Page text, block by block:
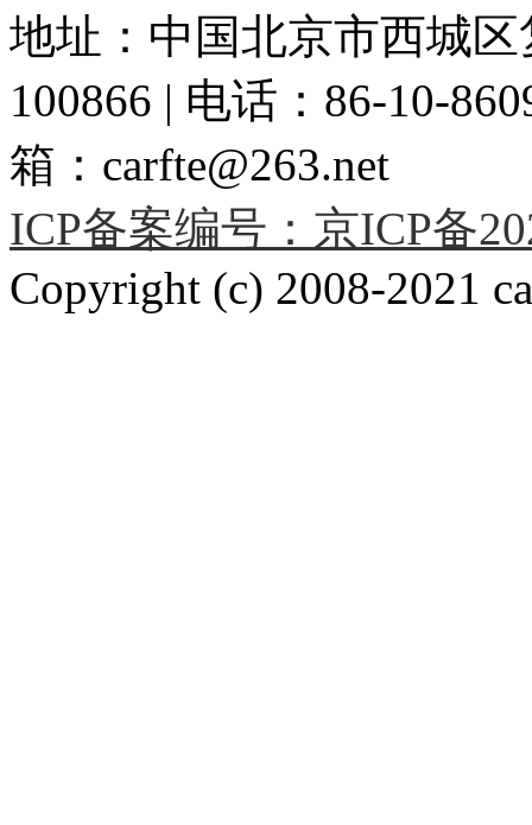
地址：中国北京市西城
100866 | 电话：86-10-
箱：carfte@263.net
ICP备案编号：京ICP备
Copyright (c) 2008-2021